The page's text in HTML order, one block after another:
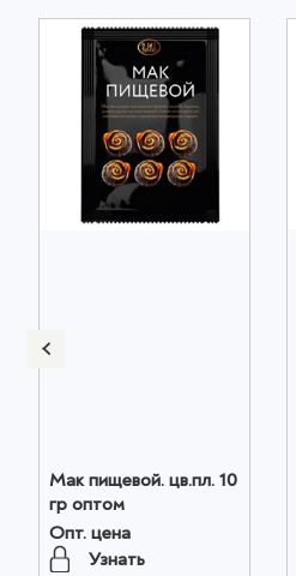
Мак пищевой. цв.пл. 10
гр оптом
Опт. цена
Узнать